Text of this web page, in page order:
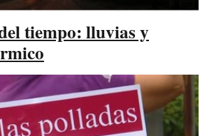
tiempo: lluvias y